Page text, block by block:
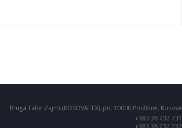
Rruga Tahir Zajmi (KOSOVATEX), pn, 10000 Prishtinë, Kosovë
+383 38 732 731